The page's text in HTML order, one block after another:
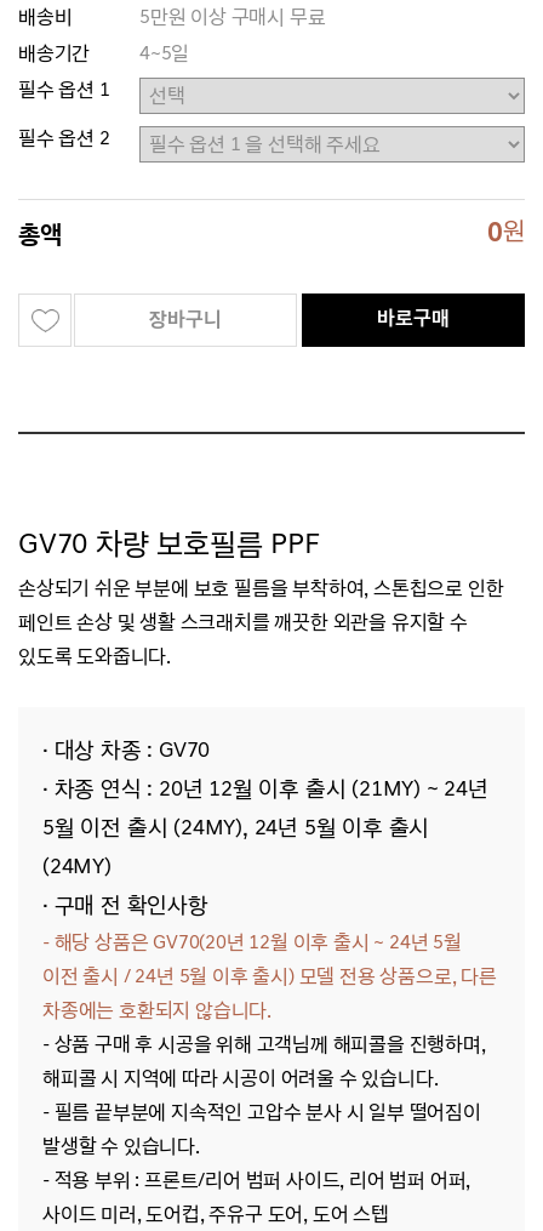
배송비
5만원 이상 구매시 무료
배송기간
4~5일
필수 옵션 1
필수 옵션 2
총액 0원
장바구니 바로구매
GV70 차량 보호필름 PPF
손상되기 쉬운 부분에 보호 필름을 부착하여, 스톤칩으로 인한
페인트 손상 및 생활 스크래치를 깨끗한 외관을 유지할 수
있도록도와줍니다.
· 대상 차종 : GV70
· 차종 연식 : 20년 12월 이후 출시 (21MY) ~ 24년
5월 이전 출시 (24MY), 24년 5월 이후 출시
(24MY)
· 구매 전 확인사항
- 해당 상품은 GV70(20년 12월 이후 출시 ~ 24년 5월
이전 출시 / 24년 5월 이후 출시) 모델 전용 상품으로, 다른
차종에는 호환되지 않습니다.
- 상품 구매 후 시공을 위해 고객님께 해피콜을 진행하며,
해피콜 시 지역에 따라 시공이 어려울 수 있습니다.
- 필름 끝부분에 지속적인 고압수 분사 시 일부 떨어짐이
발생할 수 있습니다.
- 적용 부위 : 프론트/리어 범퍼 사이드, 리어 범퍼 어퍼,
사이드 미러, 도어컵, 주유구 도어, 도어 스텝